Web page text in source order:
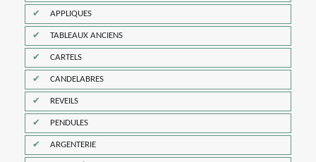
APPLIQUES
TABLEAUX ANCIENS
CARTELS
CANDELABRES
REVEILS
PENDULES
ARGENTERIE